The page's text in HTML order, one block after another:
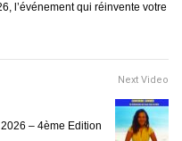
l’événement qui réinvente votre
Next Video
– 4ème Edition